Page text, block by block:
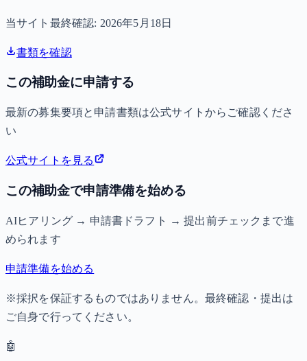
当サイト最終確認: 2026年5月18日
書類を確認
この補助金に申請する
最新の募集要項と申請書類は公式サイトからご確認くださ
い
公式サイトを見る
この補助金で申請準備を始める
AIヒアリング → 申請書ドラフト → 提出前チェックまで進
められます
申請準備を始める
※採択を保証するものではありません。最終確認・提出は
ご自身で行ってください。
🤖